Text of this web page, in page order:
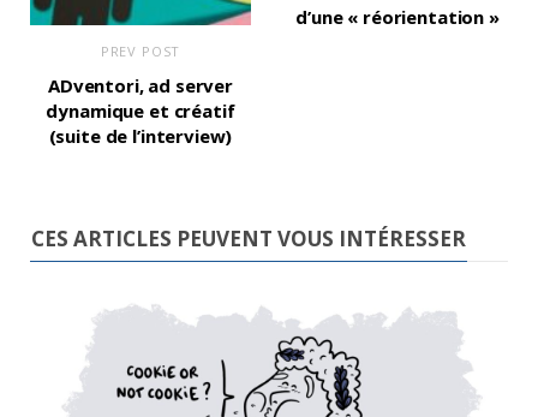
PREV POST
ADventori, ad server
dynamique et créatif
(suite de l’interview)
d’une « réorientation »
CES ARTICLES PEUVENT VOUS INTÉRESSER